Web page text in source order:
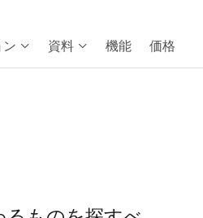
ン 資料 機能 価格